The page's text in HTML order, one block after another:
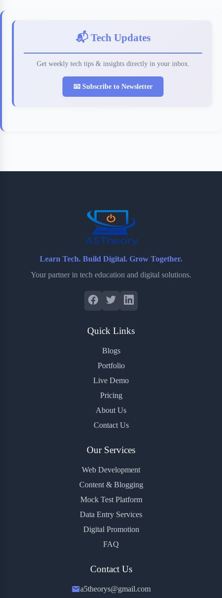
📬 Tech Updates
Get weekly tech tips & insights directly in your inbox.
📧 Subscribe to Newsletter
Learn Tech. Build Digital. Grow Together.
Your partner in tech education and digital solutions.
Quick Links
Blogs
Portfolio
Live Demo
Pricing
About Us
Contact Us
Our Services
Web Development
Content & Blogging
Mock Test Platform
Data Entry Services
Digital Promotion
FAQ
Contact Us
a5theorys@gmail.com